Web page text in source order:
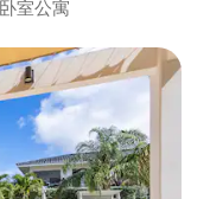
室公寓